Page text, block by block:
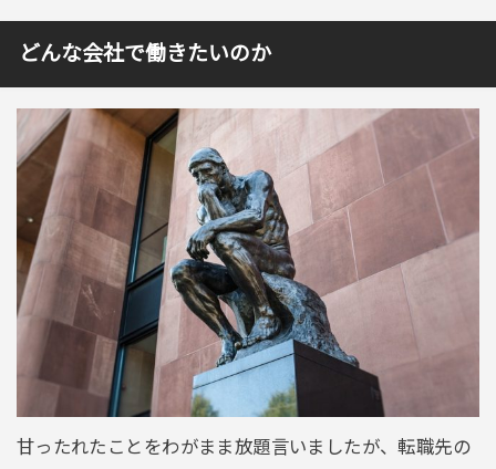
どんな会社で働きたいのか
甘ったれたことをわがまま放題言いましたが、転職先の